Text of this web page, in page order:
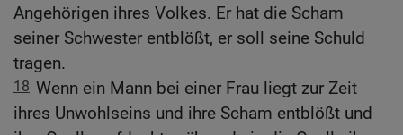
Angehörigen ihres Volkes. Er hat die Scham
seiner Schwester entblößt, er soll seine Schuld
tragen.
18 Wenn ein Mann bei einer Frau liegt zur Zeit
ihres Unwohlseins und ihre Scham entblößt und